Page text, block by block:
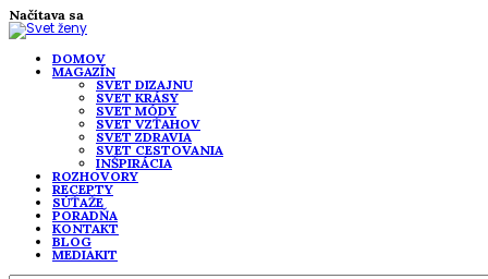
Načítava sa
DOMOV
MAGAZÍN
SVET DIZAJNU
SVET KRÁSY
SVET MÓDY
SVET VZŤAHOV
SVET ZDRAVIA
SVET CESTOVANIA
INŠPIRÁCIA
ROZHOVORY
RECEPTY
SÚŤAŽE
PORADŇA
KONTAKT
BLOG
MEDIAKIT